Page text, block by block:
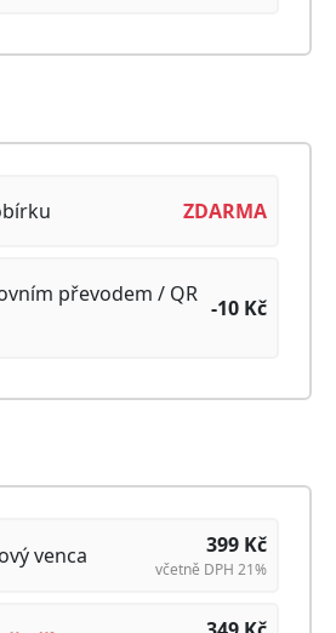
ZDARMA
převodem / QR
-10 Kč
venca 399 Kč
včetně DPH 21%